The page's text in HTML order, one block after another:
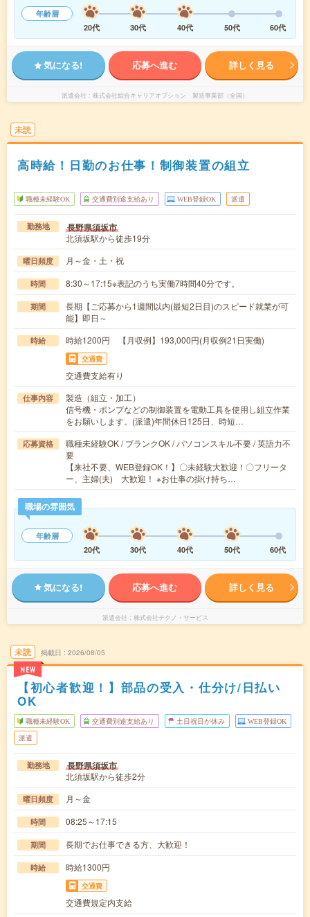
年齢層
20代
30代 40代 50代 60代
気になる! 応募へ進む 詳しく見る
派遣会社 株式会社綜合キャリアオプション 製造事業部（全国）
未読
高時給！日勤のお仕事！制御装置の組立
職種未経験OK 交通費別途支給あり WEB登録OK 派遣
勤務地 長野県須坂市
北須坂駅から徒歩19分
曜日頻度 月～金・土・祝
時間 8:30～17:15※表記のうち実働7時間40分です。
期間
長期【ご応募から1週間以内(最短2日目)のスピード就業が可
能】即日～
時給 時給1200円 【月収例】193,000円(月収例21日実働)
交通費
交通費支給有り
仕事内容
製造（組立・加工）
信号機・ポンプなどの制御装置を電動工具を使用し組立作業
をお願いします。(派遣)年間休日125日、時短…
応募資格
職種未経験OK / ブランクOK / パソコンスキル不要 / 英語力不
要
【来社不要、WEB登録OK！】〇未経験大歓迎！〇フリータ
ー、主婦(夫) 大歓迎！ ※お仕事の掛け持ち…
職場の雰囲気
年齢層
20代
30代 40代 50代 60代
気になる! 応募へ進む 詳しく見る
派遣会社 株式会社テクノ・サービス
未読
NEW
掲載日 2026/08/05
【初心者歓迎！】部品の受入・仕分け/日払い
OK
職種未経験OK 交通費別途支給あり 土日祝日が休み WEB登録OK
派遣
勤務地 長野県須坂市
北須坂駅から徒歩2分
曜日頻度 月～金
時間 08:25～17:15
期間 長期でお仕事できる方、大歓迎！
時給 時給1300円
交通費
交通費規定内支給